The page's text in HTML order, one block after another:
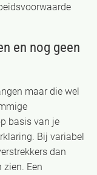
en nog geen
maar die wel
basis van je
Bij variabel
dan
Een